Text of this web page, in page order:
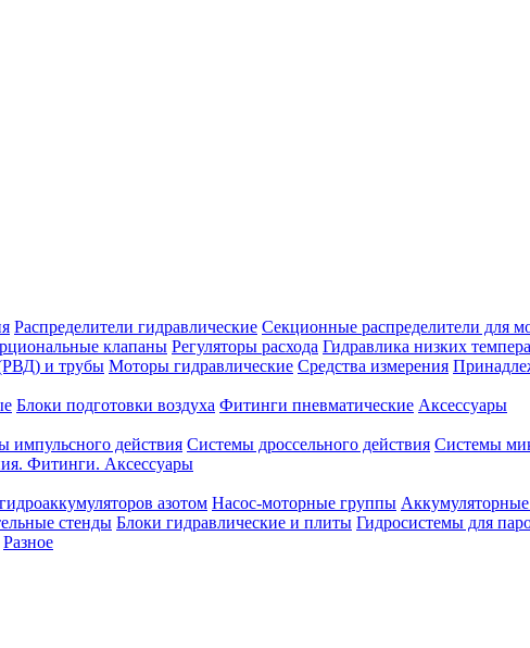
Распределители гидравлические Секционные распределители для
клапаны Регуляторы расхода Гидравлика низких
и трубы Моторы гидравлические Средства измерения
Блоки подготовки воздуха Фитинги пневматические Аксессуары
импульсного действия Системы дроссельного действия Системы
Фитинги. Аксессуары
азотом Насос-моторные группы
стенды Блоки гидравлические и плиты Гидросистемы для
Разное